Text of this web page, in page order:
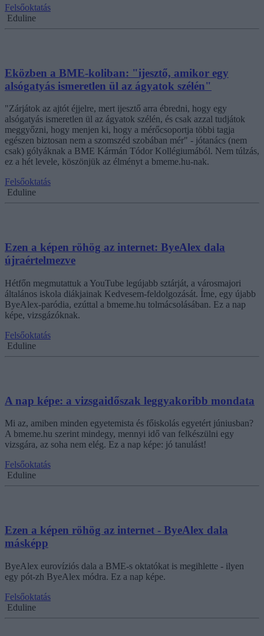
Felsőoktatás
Eduline
Eközben a BME-koliban: "ijesztő, amikor egy
alsógatyás ismeretlen ül az ágyatok szélén"
"Zárjátok az ajtót éjjelre, mert ijesztő arra ébredni, hogy egy
alsógatyás ismeretlen ül az ágyatok szélén, és csak azzal tudjátok
meggyőzni, hogy menjen ki, hogy a mérőcsoportja többi tagja
egészen biztosan nem a szomszéd szobában mér" - jótanács (nem
csak) gólyáknak a BME Kármán Tódor Kollégiumából. Nem túlzás,
ez a hét levele, köszönjük az élményt a bmeme.hu-nak.
Felsőoktatás
Eduline
Ezen a képen röhög az internet: ByeAlex dala
újraértelmezve
Hétfőn megmutattuk a YouTube legújabb sztárját, a városmajori
általános iskola diákjainak Kedvesem-feldolgozását. Íme, egy újabb
ByeAlex-paródia, ezúttal a bmeme.hu tolmácsolásában. Ez a nap
képe, vizsgázóknak.
Felsőoktatás
Eduline
A nap képe: a vizsgaidőszak leggyakoribb mondata
Mi az, amiben minden egyetemista és főiskolás egyetért júniusban?
A bmeme.hu szerint mindegy, mennyi idő van felkészülni egy
vizsgára, az soha nem elég. Ez a nap képe: jó tanulást!
Felsőoktatás
Eduline
Ezen a képen röhög az internet - ByeAlex dala
másképp
ByeAlex eurovíziós dala a BME-s oktatókat is megihlette - ilyen
egy pót-zh ByeAlex módra. Ez a nap képe.
Felsőoktatás
Eduline